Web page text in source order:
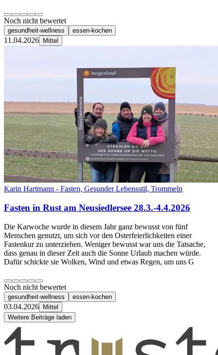
Noch nicht bewertet
gesundheit-wellness essen-kochen
11.04.2026 Mittel
Karin Hartmann - Fasten, Gesunder Lebensstil, Trommeln
Fasten in Rust am Neusiedlersee 28.3.-4.4.2026
Die Karwoche wurde in diesem Jahr ganz bewusst von fünf
Menschen genutzt, um sich vor den Osterfeierlichkeiten einer
Fastenkur zu unterziehen. Weniger bewusst war uns die Tatsache,
dass genau in dieser Zeit auch die Sonne Urlaub machen würde.
Dafür schickte sie Wolken, Wind und etwas Regen, um uns G
Noch nicht bewertet
gesundheit-wellness essen-kochen
03.04.2026 Mittel
Weitere Beiträge laden